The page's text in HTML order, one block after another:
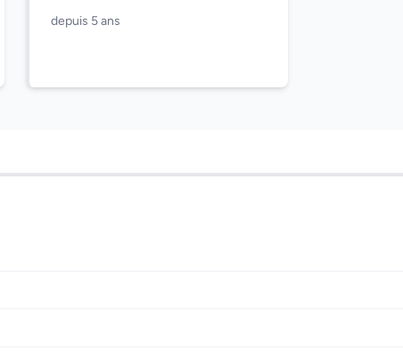
depuis 5 ans